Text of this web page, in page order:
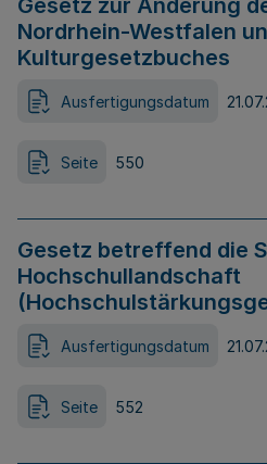
Gesetz zur Änderung
Nordrhein-Westfalen
Kulturgesetzbuches
Ausfertigungsdatum
Seite 550
Gesetz betreffend die
Hochschullandschaft
Ausfertigungsdatum
Seite 552